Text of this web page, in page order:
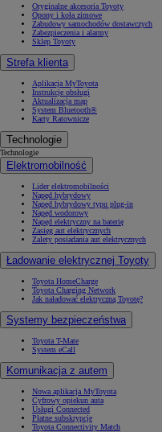
Oryginalne akcesoria Toyoty
Opony i koła zimowe
Zabudowy samochodów dostawczych
Zabezpieczenia i alarmy
Sklep Toyoty
Strefa klienta
Aplikacja MyToyota
Instrukcje obsługi
Aktualizacja map
System Bluetooth®
Karty Ratownicze
Technologie
Technologie
Elektromobilność
Lider elektromobilności
Napęd hybrydowy
Napęd hybrydowy typu plug-in
Napęd wodorowy
Napęd elektryczny na baterię
Zasięg aut elektrycznych
Zalety posiadania aut elektrycznych
Ładowanie elektrycznej Toyoty
Toyota HomeCharge
Toyota Charging Network
Jak naładować elektryczną Toyotę?
Systemy bezpieczeństwa
Toyota T-Mate
System eCall
Komunikacja z autem
Nowa aplikacja MyToyota
Cyfrowy opiekun auta
Usługi Connected
Płatne subskrypcje
Toyota Connectivity Match